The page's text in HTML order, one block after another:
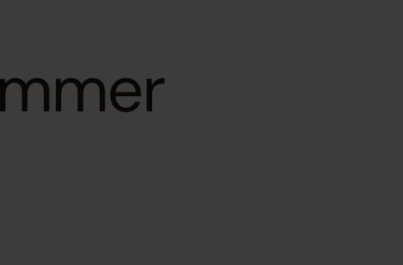
kennisbank of advies
jouw team 24/7